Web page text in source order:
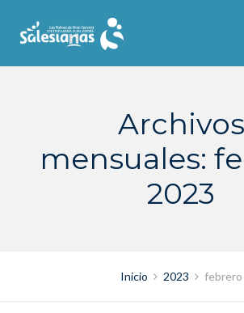
contenido
Archivos
mensuales:
2023
Inicio 2023 febrero